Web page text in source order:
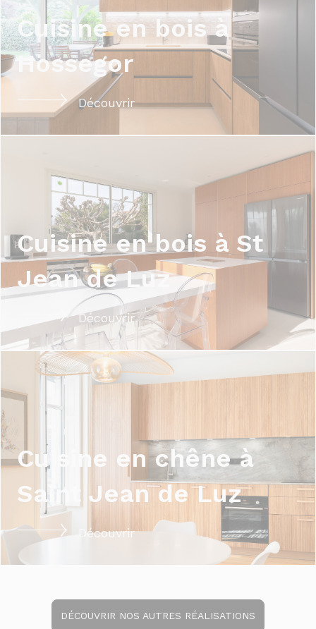
Cuisine en bois à
Hossegor
Découvrir
Cuisine en bois à St
Jean de Luz
Découvrir
Cuisine en chêne à
Saint Jean de Luz
Découvrir
DÉCOUVRIR NOS AUTRES RÉALISATIONS